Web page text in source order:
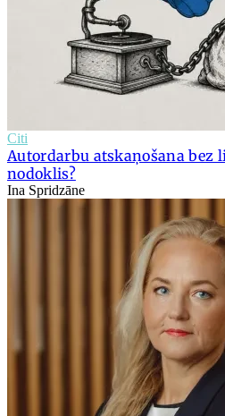
Citi
Autordarbu atskaņošana bez
nodoklis?
Ina Spridzāne